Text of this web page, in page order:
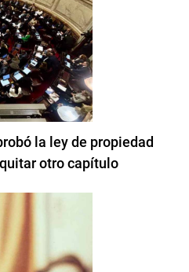
la ley de propiedad
otro capítulo